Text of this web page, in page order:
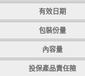
有效日期
包裝份量
內容量
投保產品責任險